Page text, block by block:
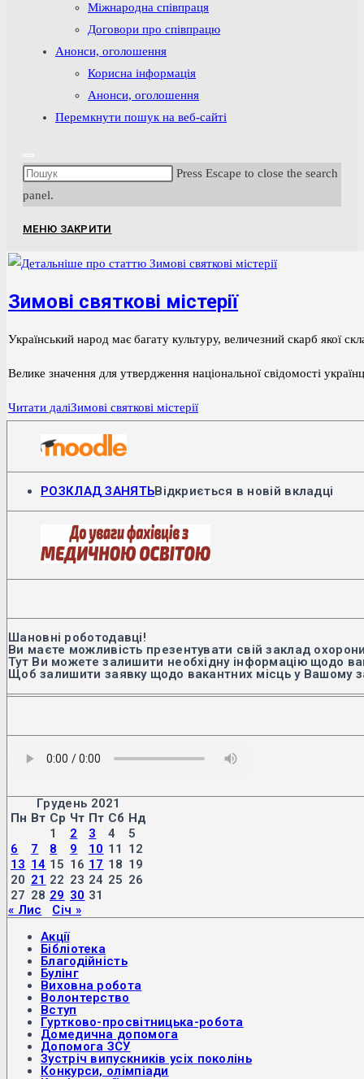
Міжнародна співпраця
Договори про співпрацю
Анонси, оголошення
Корисна інформація
Анонси, оголошення
Перемкнути пошук на веб-сайті
Press Escape to close the search
panel.
МЕНЮ ЗАКРИТИ
Зимові святкові містерії
Український народ має багату культуру, величезний скарб якої
Велике значення для утвердження національної свідомості
Читати даліЗимові святкові містерії
РОЗКЛАД ЗАНЯТЬВідкриється в новій вкладці
Шановні роботодавці!
Ви маєте можливість презентувати свій заклад
Тут Ви можете залишити необхідну інформацію щодо
Щоб залишити заявку щодо вакантних місць у Вашому
Грудень 2021
Пн Вт Ср Чт Пт Сб Нд
1
2 3 4
5
6
7 8 9 10 11
12
13 14 15 16 17 18 19
20 21 22 23 24 25 26
27 28 29 30 31
« Лис
Січ »
Акції
Бібліотека
Благодійність
Булінг
Виховна робота
Волонтерство
Вступ
Гуртково-просвітницька-робота
Домедична допомога
Допомога ЗСУ
Зустріч випускників усіх поколінь
Конкурси, олімпіади